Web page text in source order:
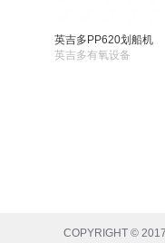
英吉多PP620划船机
英吉多有氧设备
COPYRIGHT ©